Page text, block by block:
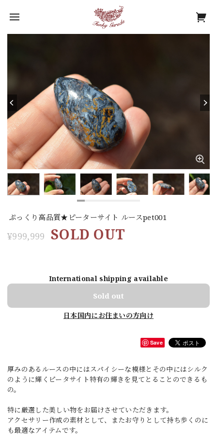
ぷっくり高品質★ピーターサイト ルースpet001
¥999,999 SOLD OUT
International shipping available
Sold out
日本国内にお住まいの方向け
Save
厚みのあるルースの中にはスパイシーな模様とその中にはシルク
のように輝くピータサイト特有の輝きを見てとることのできるも
の。
特に厳選した美しい物をお届けさせていただきます。
アクセサリー作成の素材として、またお守りとして持ち歩くのに
も最適なアイテムです。